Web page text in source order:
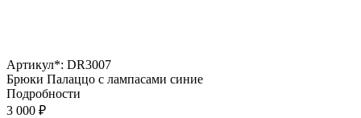
Артикул*: DR3007
Брюки Палаццо с лампасами синие
Подробности
3 000 ₽